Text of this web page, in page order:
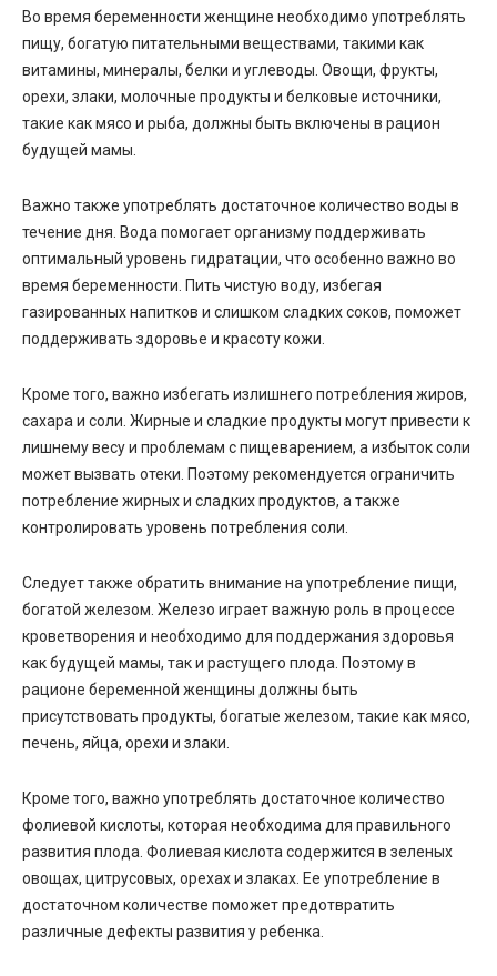
Во время беременности женщине необходимо употреблять
пищу, богатую питательными веществами, такими как
витамины, минералы, белки и углеводы. Овощи, фрукты,
орехи, злаки, молочные продукты и белковые источники,
такие как мясо и рыба, должны быть включены в рацион
будущей мамы.
Важно также употреблять достаточное количество воды в
течение дня. Вода помогает организму поддерживать
оптимальный уровень гидратации, что особенно важно во
время беременности. Пить чистую воду, избегая
газированных напитков и слишком сладких соков, поможет
поддерживать здоровье и красоту кожи.
Кроме того, важно избегать излишнего потребления жиров,
сахара и соли. Жирные и сладкие продукты могут привести к
лишнему весу и проблемам с пищеварением, а избыток соли
может вызвать отеки. Поэтому рекомендуется ограничить
потребление жирных и сладких продуктов, а также
контролировать уровень потребления соли.
Следует также обратить внимание на употребление пищи,
богатой железом. Железо играет важную роль в процессе
кроветворения и необходимо для поддержания здоровья
как будущей мамы, так и растущего плода. Поэтому в
рационе беременной женщины должны быть
присутствовать продукты, богатые железом, такие как мясо,
печень, яйца, орехи и злаки.
Кроме того, важно употреблять достаточное количество
фолиевой кислоты, которая необходима для правильного
развития плода. Фолиевая кислота содержится в зеленых
овощах, цитрусовых, орехах и злаках. Ее употребление в
достаточном количестве поможет предотвратить
различные дефекты развития у ребенка.